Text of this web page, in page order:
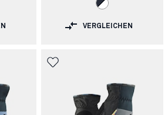
VERGLEICHEN